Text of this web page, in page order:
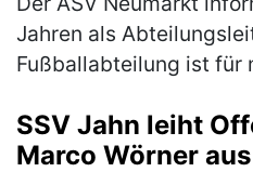
Jahren als
Fußballabteilung ist für
neue Hände zu
…(mehr)
SSV Jahn leiht
Marco Wörner aus